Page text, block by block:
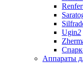
Ugin2
Аппараты